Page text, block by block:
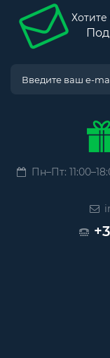
Пн–Пт: